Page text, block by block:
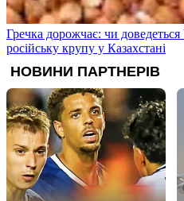
Гречка дорожчає: чи доведеться
російську крупу у Казахстані